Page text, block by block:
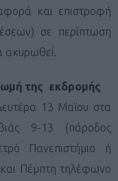
και επιστροφή
σε περίπτωση
ακυρωθεί.
της εκδρομής
13 Μαϊου στα
9-13 (πάροδος
Πανεπιστήμιο ή
Πέμπτη τηλέφωνο